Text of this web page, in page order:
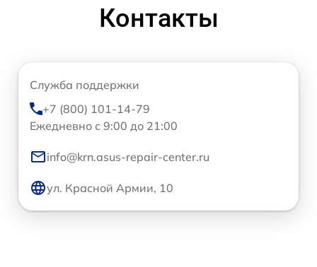
Контакты
Служба поддержки
+7 (800) 101-14-79
Ежедневно с 9:00 до 21:00
info@krn.asus-repair-center.ru
ул. Красной Армии, 10